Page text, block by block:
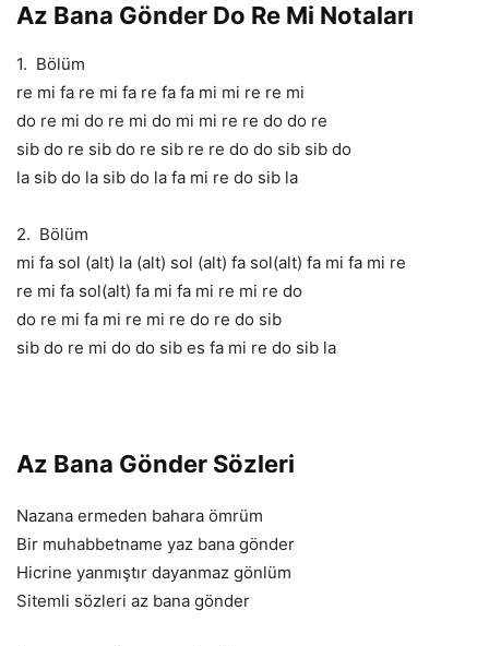
Az Bana Gönder Do Re Mi Notaları
1. Bölüm
re mi fa re mi fa re fa fa mi mi re re mi
do re mi do re mi do mi mi re re do do re
sib do re sib do re sib re re do do sib sib do
la sib do la sib do la fa mi re do sib la
2. Bölüm
mi fa sol (alt) la (alt) sol (alt) fa sol(alt) fa mi fa mi re
re mi fa sol(alt) fa mi fa mi re mi re do
do re mi fa mi re mi re do re do sib
sib do re mi do do sib es fa mi re do sib la
Az Bana Gönder Sözleri
Nazana ermeden bahara ömrüm
Bir muhabbetname yaz bana gönder
Hicrine yanmıştır dayanmaz gönlüm
Sitemli sözleri az bana gönder